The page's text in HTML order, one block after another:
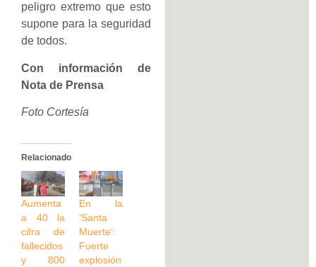
peligro extremo que esto
supone para la seguridad
de todos.
Con información de
Nota de Prensa
Foto Cortesía
Relacionado
Aumenta
a 40 la
cifra de
fallecidos
y 800
En la
‘Santa
Muerte’:
Fuerte
explosión